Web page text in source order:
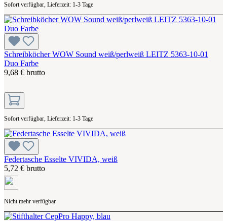
Sofort verfügbar, Lieferzeit: 1-3 Tage
Schreibköcher WOW Sound weiß/perlweiß LEITZ 5363-10-01
Duo Farbe
9,68 € brutto
Sofort verfügbar, Lieferzeit: 1-3 Tage
Federtasche Esselte VIVIDA, weiß
5,72 € brutto
Nicht mehr verfügbar